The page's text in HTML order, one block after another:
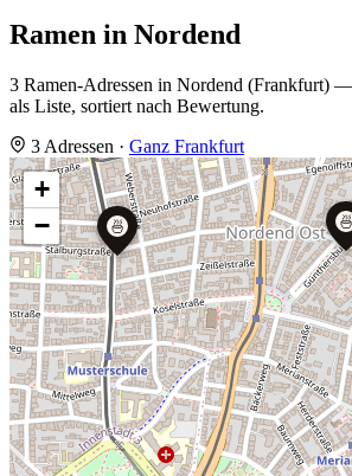
Ramen in Nordend
3 Ramen-Adressen in Nordend (Frankfurt)
als Liste, sortiert nach Bewertung.
3 Adressen · Ganz Frankfurt
🍜
+
−